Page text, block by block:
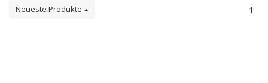
Neueste Produkte 1